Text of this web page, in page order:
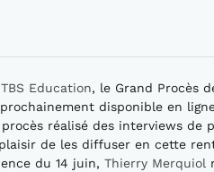
TBS Education, le Grand Procès
disponible en
procès réalisé des interviews
de les diffuser en cette
du 14 juin, Thierry Merquiol